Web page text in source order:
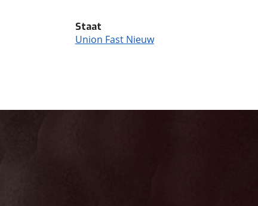
Staat
Union Fast Nieuw